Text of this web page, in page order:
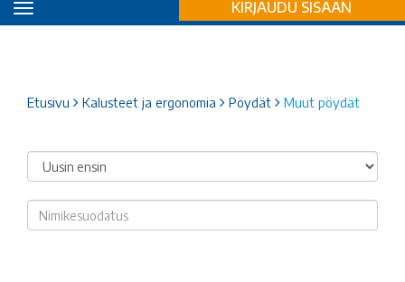
Toggle
KIRJAUDU SISÄÄN
Etusivu Kalusteet ja ergonomia Pöydät Muut pöydät